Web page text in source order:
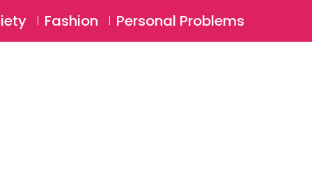
Login ⚲
Fashion Personal Problems